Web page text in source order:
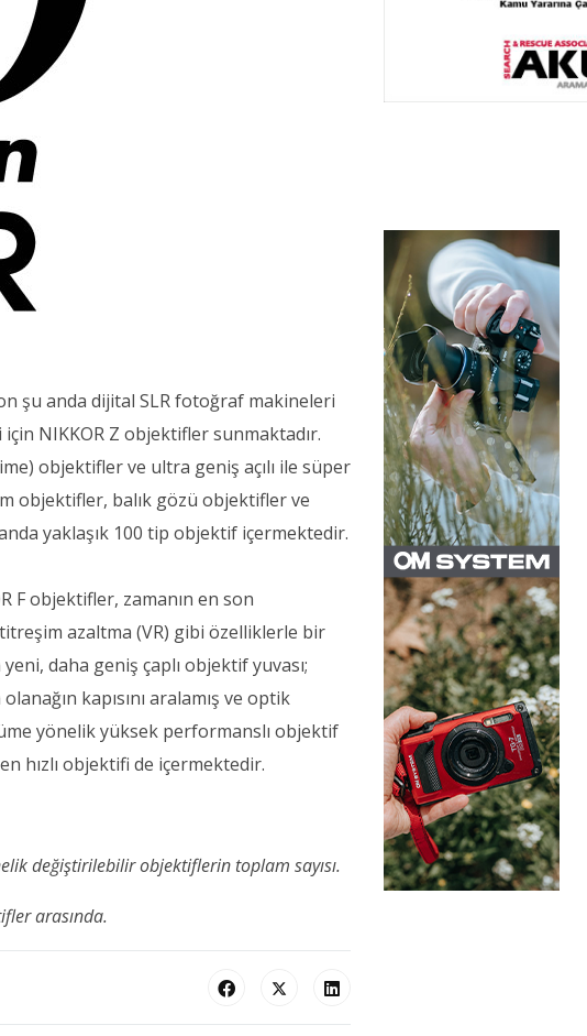
şu anda dijital SLR fotoğraf makineleri
NIKKOR Z objektifler sunmaktadır.
objektifler ve ultra geniş açılı ile süper
objektifler, balık gözü objektifler ve
yaklaşık 100 tip objektif içermektedir.
F objektifler, zamanın en son
azaltma (VR) gibi özelliklerle bir
daha geniş çaplı objektif yuvası;
kapısını aralamış ve optik
yönelik yüksek performanslı objektif
hızlı objektifi de içermektedir.
değiştirilebilir objektiflerin toplam sayısı.
arasında.